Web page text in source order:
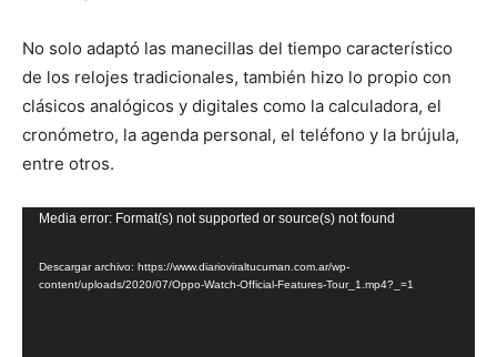
No solo adaptó las manecillas del tiempo característico
de los relojes tradicionales, también hizo lo propio con
clásicos analógicos y digitales como la calculadora, el
cronómetro, la agenda personal, el teléfono y la brújula,
entre otros.
Reproductor
vídeo
Media error: Format(s) not supported or source(s) not found
Descargar archivo: https://www.diarioviraltucuman.com.ar/wp-
content/uploads/2020/07/Oppo-Watch-Official-Features-Tour_1.mp4?_=1